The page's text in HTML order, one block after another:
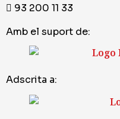
93 200 11 33
Amb el suport de:
Adscrita a: